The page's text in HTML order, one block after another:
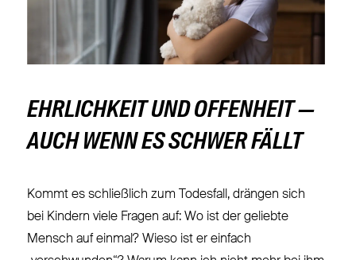
EHRLICHKEIT UND OFFENHEIT —
AUCH WENN ES SCHWER FÄLLT
Kommt es schließlich zum Todesfall, drängen sich
bei Kindern viele Fragen auf: Wo ist der geliebte
Mensch auf einmal? Wieso ist er einfach